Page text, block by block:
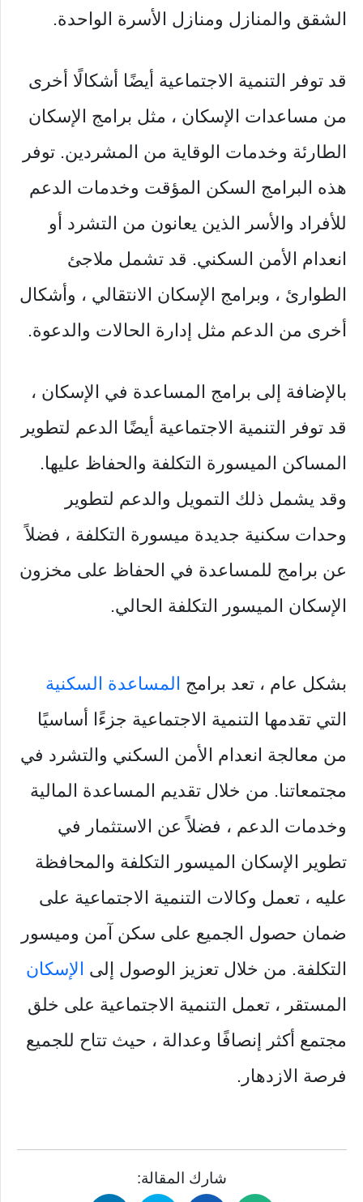
الشقق والمنازل ومنازل الأسرة الواحدة.
قد توفر التنمية الاجتماعية أيضًا أشكالًا أخرى
من مساعدات الإسكان ، مثل برامج الإسكان
الطارئة وخدمات الوقاية من المشردين. توفر
هذه البرامج السكن المؤقت وخدمات الدعم
للأفراد والأسر الذين يعانون من التشرد أو
انعدام الأمن السكني. قد تشمل ملاجئ
الطوارئ ، وبرامج الإسكان الانتقالي ، وأشكال
أخرى من الدعم مثل إدارة الحالات والدعوة.
بالإضافة إلى برامج المساعدة في الإسكان ،
قد توفر التنمية الاجتماعية أيضًا الدعم لتطوير
المساكن الميسورة التكلفة والحفاظ عليها.
وقد يشمل ذلك التمويل والدعم لتطوير
وحدات سكنية جديدة ميسورة التكلفة ، فضلاً
عن برامج للمساعدة في الحفاظ على مخزون
الإسكان الميسور التكلفة الحالي.
بشكل عام ، تعد برامج المساعدة السكنية
التي تقدمها التنمية الاجتماعية جزءًا أساسيًا
من معالجة انعدام الأمن السكني والتشرد في
مجتمعاتنا. من خلال تقديم المساعدة المالية
وخدمات الدعم ، فضلاً عن الاستثمار في
تطوير الإسكان الميسور التكلفة والمحافظة
عليه ، تعمل وكالات التنمية الاجتماعية على
ضمان حصول الجميع على سكن آمن وميسور
التكلفة. من خلال تعزيز الوصول إلى الإسكان
المستقر ، تعمل التنمية الاجتماعية على خلق
مجتمع أكثر إنصافًا وعدالة ، حيث تتاح للجميع
فرصة الازدهار.
شارك المقالة: